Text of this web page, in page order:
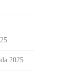
2025